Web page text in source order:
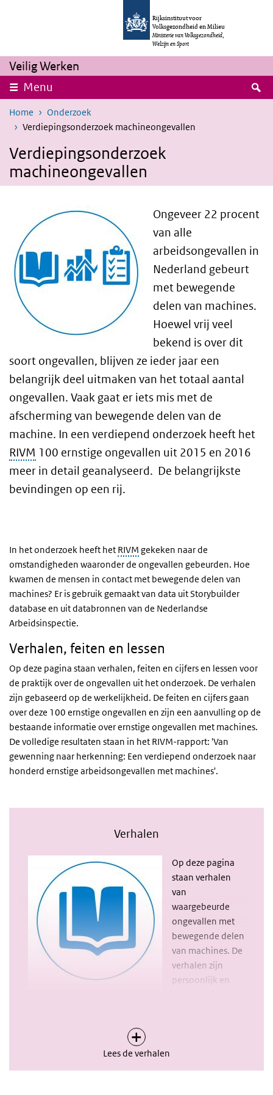
Overslaan en naar de inhoud gaan
Rijksinstituut voor
Volksgezondheid en Milieu
Ministerie van Volksgezondheid,
Welzijn en Sport
Veilig Werken
Menu
Home
Onderzoek
Verdiepingsonderzoek machineongevallen
Verdiepingsonderzoek
machineongevallen
Ongeveer 22 procent
van alle
arbeidsongevallen in
Nederland gebeurt
met bewegende
delen van machines.
Hoewel vrij veel
bekend is over dit
soort ongevallen, blijven ze ieder jaar een
belangrijk deel uitmaken van het totaal aantal
ongevallen. Vaak gaat er iets mis met de
afscherming van bewegende delen van de
machine. In een verdiepend onderzoek heeft het
RIVM 100 ernstige ongevallen uit 2015 en 2016
meer in detail geanalyseerd. De belangrijkste
bevindingen op een rij.
In het onderzoek heeft het RIVM gekeken naar de
omstandigheden waaronder de ongevallen gebeurden. Hoe
kwamen de mensen in contact met bewegende delen van
machines? Er is gebruik gemaakt van data uit Storybuilder
database en uit databronnen van de Nederlandse
Arbeidsinspectie.
Verhalen, feiten en lessen
Op deze pagina staan verhalen, feiten en cijfers en lessen voor
de praktijk over de ongevallen uit het onderzoek. De verhalen
zijn gebaseerd op de werkelijkheid. De feiten en cijfers gaan
over deze 100 ernstige ongevallen en zijn een aanvulling op de
bestaande informatie over ernstige ongevallen met machines.
De volledige resultaten staan in het RIVM-rapport: 'Van
gewenning naar herkenning: Een verdiepend onderzoek naar
honderd ernstige arbeidsongevallen met machines'.
Verhalen
Lees de verhalen
Op deze pagina
staan verhalen
van
waargebeurde
ongevallen met
bewegende delen
van machines. De
verhalen zijn
persoonlijk en
om gedrag te veranderen. Ze houden onze aandacht
beter vast dan droge feiten en cijfers, ze zorgen ervoor
dat we ons herkennen in de mensen. De verhalen in